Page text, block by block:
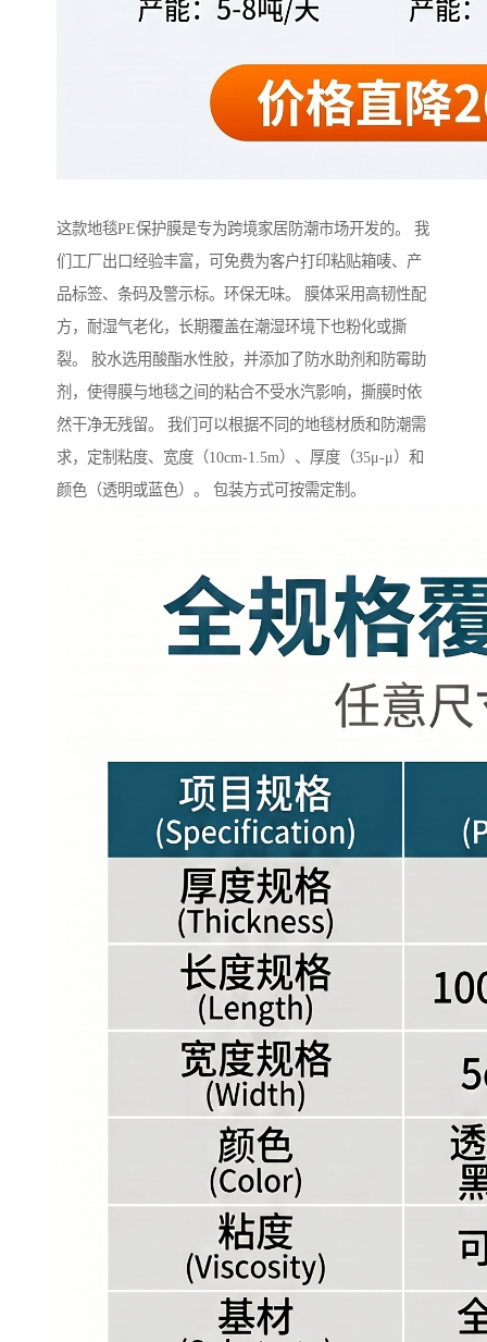
这款地毯PE保护膜是专为跨境家居防潮市场开发的。 我
们工厂出口经验丰富，可免费为客户打印粘贴箱唛、产
品标签、条码及警示标。环保无味。 膜体采用高韧性配
方，耐湿气老化，长期覆盖在潮湿环境下也粉化或撕
裂。 胶水选用酸酯水性胶，并添加了防水助剂和防霉助
剂，使得膜与地毯之间的粘合不受水汽影响，撕膜时依
然干净无残留。 我们可以根据不同的地毯材质和防潮需
求，定制粘度、宽度（10cm-1.5m）、厚度（35μ-μ）和
颜色（透明或蓝色）。 包装方式可按需定制。